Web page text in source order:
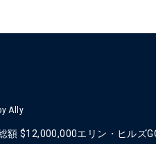
Ally
額 $12,000,000エリン・ヒルズ